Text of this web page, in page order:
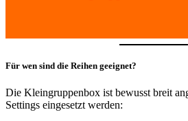
Für wen sind die Reihen geeignet?
Die Kleingruppenbox ist bewusst breit
Settings eingesetzt werden: